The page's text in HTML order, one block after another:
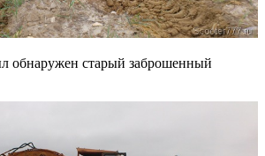
обнаружен старый заброшенный